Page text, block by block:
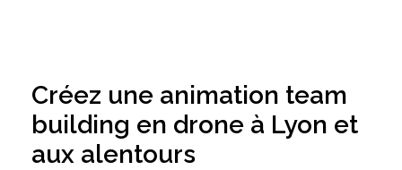
Créez une animation team
building en drone à Lyon et
aux alentours